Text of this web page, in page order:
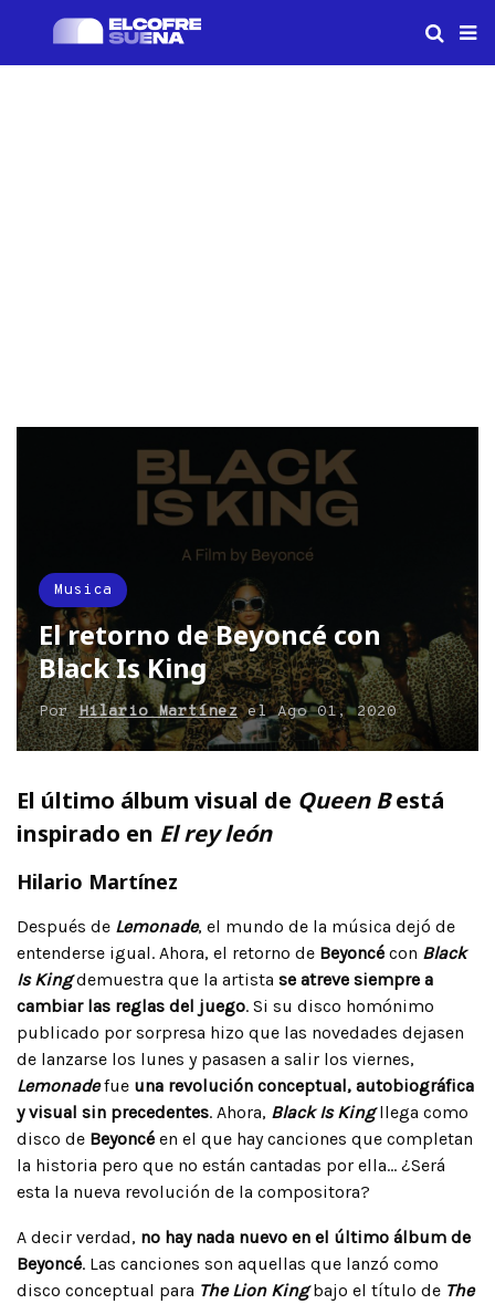
Musica
El retorno de Beyoncé con
Black Is King
PorHilario MartínezelAgo 01, 2020
El último álbum visual de Queen Bestá
inspirado en El rey león
Hilario Martínez
Después de Lemonade, el mundo de la música dejó de
entenderse igual. Ahora, el retorno de Beyoncé con Black
Is Kingdemuestra que la artista se atreve siempre a
cambiar las reglas del juego. Si su disco homónimo
publicado por sorpresa hizo que las novedades dejasen
de lanzarse los lunes y pasasen a salir los viernes,
Lemonadefue una revolución conceptual, autobiográfica
y visual sin precedentes. Ahora, Black Is Kingllega como
disco de Beyoncé en el que hay canciones que completan
la historia pero que no están cantadas por ella… ¿Será
esta la nueva revolución de la compositora?
A decir verdad, no hay nada nuevo en el último álbum de
Beyoncé. Las canciones son aquellas que lanzó como
disco conceptual para The Lion Kingbajo el título de The